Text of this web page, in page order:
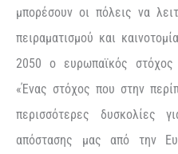
μπορέσουν οι πόλεις να
πειραματισμού και
2050 ο ευρωπαϊκός στόχος
«Ένας στόχος που στην
περισσότερες δυσκολίες
απόστασης μας από την